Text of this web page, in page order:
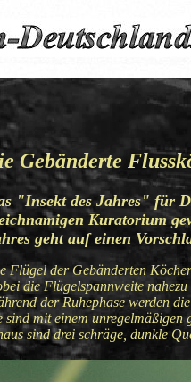
Gebänderte
"Insekt des Jahres" für
Kuratorium
geht auf einen
Flügel der Gebänderten
die Flügelspannweite
der Ruhephase werden
sind mit einem
sind drei schräge, dunkle